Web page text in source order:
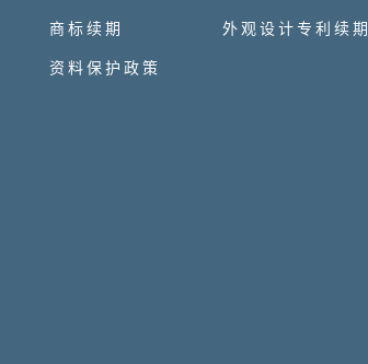
商标续期
资料保护政策
外观设计专利续期